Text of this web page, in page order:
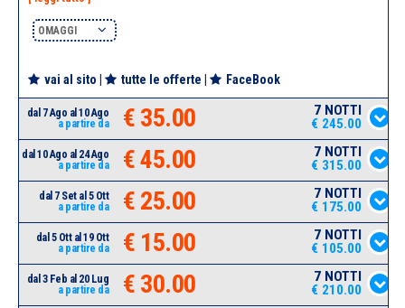
OMAGGI
vai al sito tutte le offerte FaceBook
dal 7 Ago al 10 Ago
a partire da
€ 35.00
7 NOTTI
€ 245.00
dal 10 Ago al 24 Ago
a partire da
€ 45.00
7 NOTTI
€ 315.00
dal 7 Set al 5 Ott
a partire da
€ 25.00
7 NOTTI
€ 175.00
dal 5 Ott al 19 Ott
a partire da
€ 15.00
7 NOTTI
€ 105.00
dal 3 Feb al 20 Lug
a partire da
€ 30.00
7 NOTTI
€ 210.00